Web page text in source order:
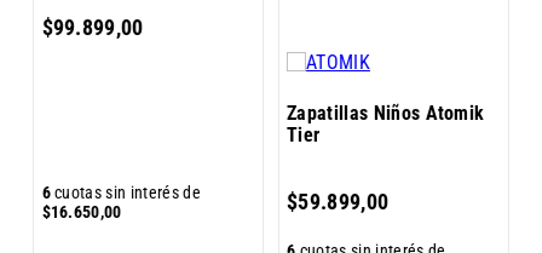
$99.899,00
6cuotas sin interés de
$16.650,00
Zapatillas Niños Atomik
Tier
$59.899,00